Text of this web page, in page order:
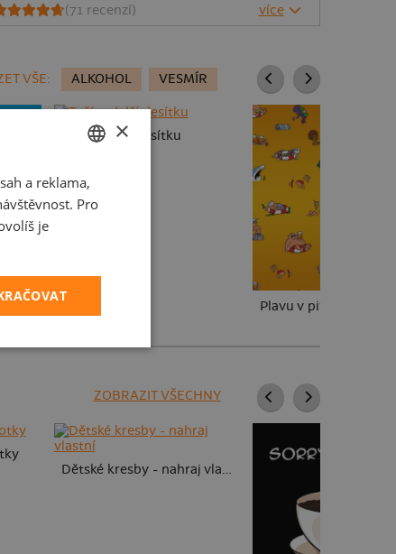
(71 recenzí) více
VŠE: ALKOHOL VESMÍR
Točím další desítku
Plavu v pivu
ZOBRAZIT VŠECHNY
Dětské kresby - nahraj vlastní
CZECH
SLOVAK
×
a reklama,
Pro
je